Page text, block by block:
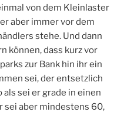
von dem Kleinlaster
aber immer vor dem
stehe. Und dann
können, dass kurz vor
zur Bank hin ihr ein
sei, der entsetzlich
als sei er grade in einen
sei aber mindestens 60,